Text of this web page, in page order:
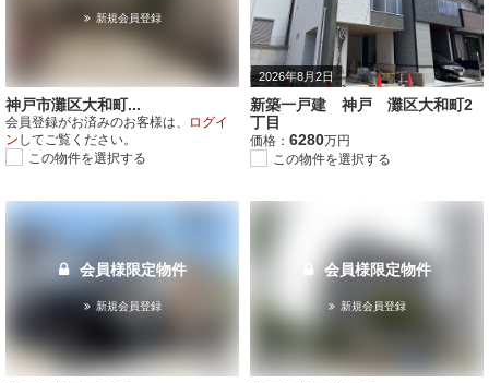
新規会員登録
神戸市灘区大和町...
会員登録がお済みのお客様は、
ログイ
ン してご覧ください。
この物件を選択する
2026年8月2日
新築一戸建 神戸 灘区大和町2
丁目
価格： 6280万円
この物件を選択する
会員様限定物件
新規会員登録
会員様限定物件
新規会員登録